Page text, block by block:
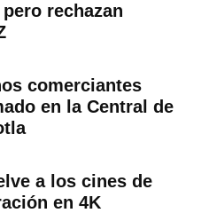
rechazan
comerciantes
en la Central de
a los cines de
en 4K